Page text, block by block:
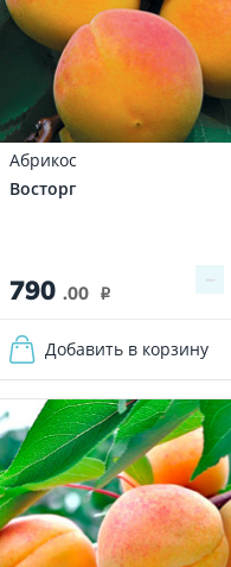
Абрикос
Восторг
790 .00 i
−
Добавить в корзину